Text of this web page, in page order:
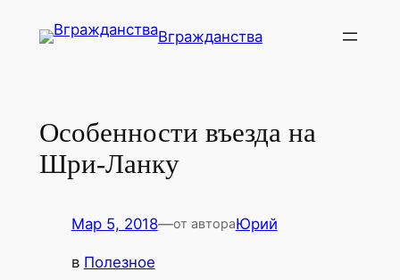
Вгражданства
Особенности въезда на
Шри-Ланку
Мар 5, 2018—от автораЮрий
в Полезное